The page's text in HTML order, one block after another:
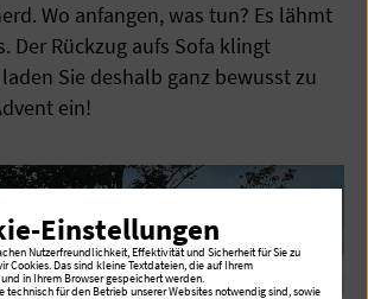
Wo anfangen, was tun? Es lähmt
Der Rückzug aufs Sofa klingt
Sie deshalb ganz bewusst zu
ein!
Einstellungen
Nutzerfreundlichkeit, Effektivität und Sicherheit für Sie zu
Cookies. Das sind kleine Textdateien, die auf Ihrem
in Ihrem Browser gespeichert werden.
technisch für den Betrieb unserer Websites notwendig sind, sowie